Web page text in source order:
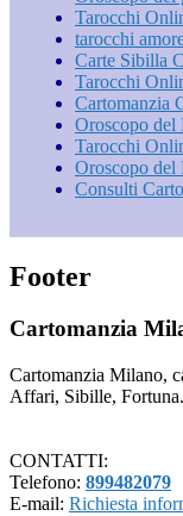
Tarocchi
tarocchi
Carte Sibilla
Tarocchi
Cartomanzia
Oroscopo del
Tarocchi
Oroscopo del
Consulti
Footer
Cartomanzia
Cartomanzia Milano,
Affari, Sibille,
CONTATTI:
Telefono: 899482079
E-mail: Richiesta